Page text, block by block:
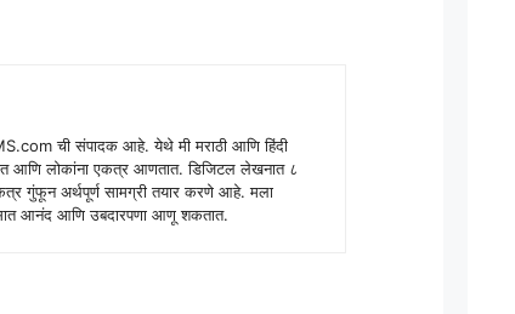
ची संपादक आहे. येथे मी मराठी आणि हिंदी
आणि लोकांना एकत्र आणतात. डिजिटल लेखनात ८
गुंफून अर्थपूर्ण सामग्री तयार करणे आहे. मला
आनंद आणि उबदारपणा आणू शकतात.